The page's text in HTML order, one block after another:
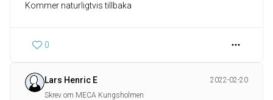
Kommer naturligtvis tillbaka
0
Lars Henric E
2022-02-20
Skrev om MECA Kungsholmen